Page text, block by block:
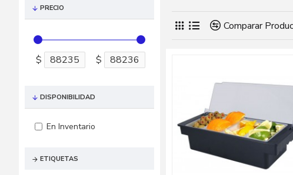
PRECIO
$ $
ETIQUETAS
DISPONIBILIDAD
En Inventario
Comparar